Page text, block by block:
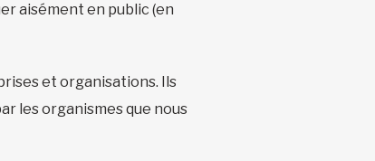
aisément en public (en
et organisations. Ils
les organismes que nous